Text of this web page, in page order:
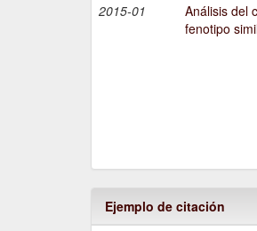
2015-01
Análisis del
fenotipo
Ejemplo de citación